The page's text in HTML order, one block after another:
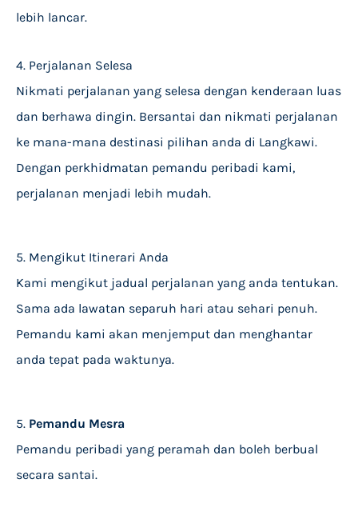
lebih lancar.
4. Perjalanan Selesa
Nikmati perjalanan yang selesa dengan kenderaan luas
dan berhawa dingin. Bersantai dan nikmati perjalanan
ke mana-mana destinasi pilihan anda di Langkawi.
Dengan perkhidmatan pemandu peribadi kami,
perjalanan menjadi lebih mudah.
5. Mengikut Itinerari Anda
Kami mengikut jadual perjalanan yang anda tentukan.
Sama ada lawatan separuh hari atau sehari penuh.
Pemandu kami akan menjemput dan menghantar
anda tepat pada waktunya.
5. Pemandu Mesra
Pemandu peribadi yang peramah dan boleh berbual
secara santai.